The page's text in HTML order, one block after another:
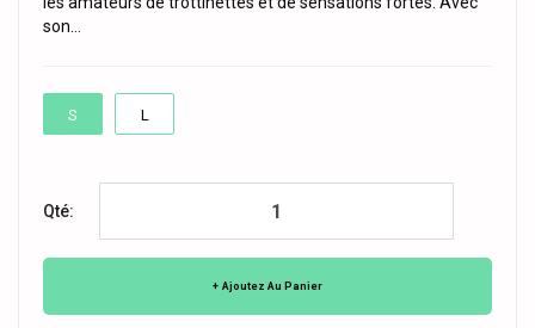
son...
S L
Qté:
Ajoutez Au Panier